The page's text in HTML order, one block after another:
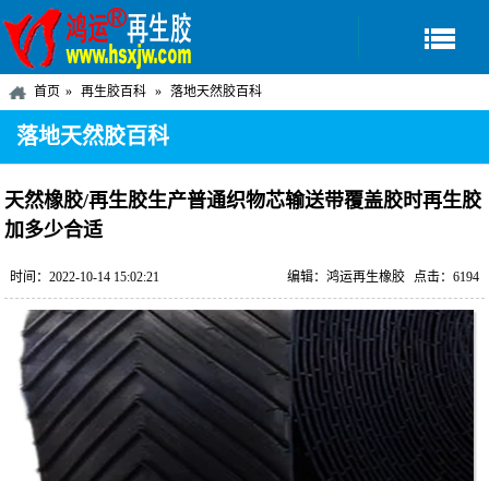
首页 再生胶百科 落地天然胶百科
落地天然胶百科
天然橡胶/再生胶生产普通织物芯输送带覆盖胶时再生胶
加多少合适
时间：2022-10-14 15:02:21 点击：6194
编辑：鸿运再生橡胶